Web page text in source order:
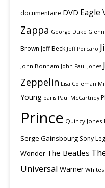
documentaire DVD Eagle
Zappa George Duke
Brown Jeff Beck Jeff Porcaro
John Bonham John Paul Jones
Zeppelin Lisa Coleman
Young paris Paul McCartney
Prince Quincy Jones
Serge Gainsbourg Sony
Wonder The Beatles
Universal Warner